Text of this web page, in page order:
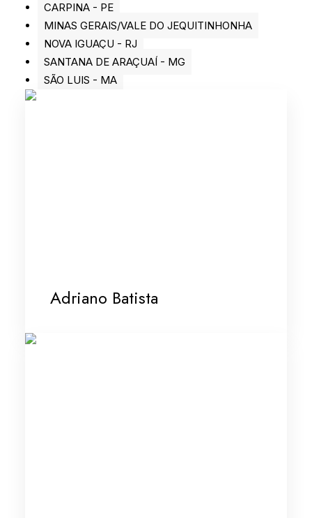
CARPINA - PE
MINAS GERAIS/VALE DO JEQUITINHONHA
NOVA IGUAÇU - RJ
SANTANA DE ARAÇUAÍ - MG
SÃO LUIS - MA
Adriano Batista